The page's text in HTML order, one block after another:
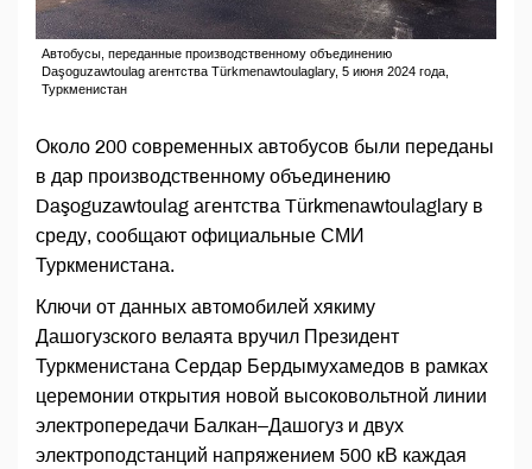
Автобусы, переданные производственному объединению
Daşoguzawtoulag агентства Türkmenawtoulaglary, 5 июня 2024 года,
Туркменистан
Около 200 современных автобусов были переданы
в дар производственному объединению
Daşoguzawtoulag агентства Türkmenawtoulaglary в
среду, сообщают официальные СМИ
Туркменистана.
Ключи от данных автомобилей хякиму
Дашогузского велаята вручил Президент
Туркменистана Сердар Бердымухамедов в рамках
церемонии открытия новой высоковольтной линии
электропередачи Балкан–Дашогуз и двух
электроподстанций напряжением 500 кВ каждая